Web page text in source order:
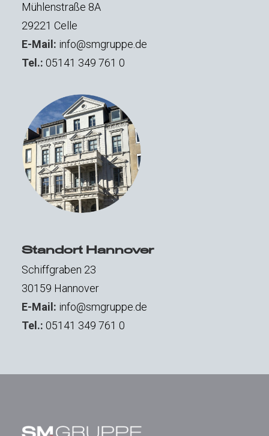
Mühlenstraße 8A
29221 Celle
E-Mail: info@smgruppe.de
Tel.: 05141 349 761 0
Standort Hannover
Schiffgraben 23
30159 Hannover
E-Mail: info@smgruppe.de
Tel.: 05141 349 761 0